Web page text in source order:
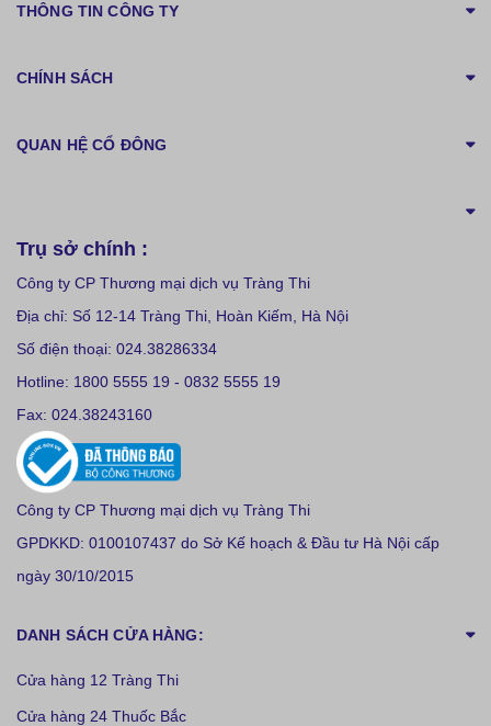
THÔNG TIN CÔNG TY
CHÍNH SÁCH
QUAN HỆ CỔ ĐÔNG
Trụ sở chính :
Công ty CP Thương mại dịch vụ Tràng Thi
Địa chỉ: Số 12-14 Tràng Thi, Hoàn Kiếm, Hà Nội
Số điện thoại: 024.38286334
Hotline: 1800 5555 19 - 0832 5555 19
Fax: 024.38243160
Công ty CP Thương mại dịch vụ Tràng Thi
GPDKKD: 0100107437 do Sở Kế hoạch & Đầu tư Hà Nội cấp
ngày 30/10/2015
DANH SÁCH CỬA HÀNG:
Cửa hàng 12 Tràng Thi
Cửa hàng 24 Thuốc Bắc